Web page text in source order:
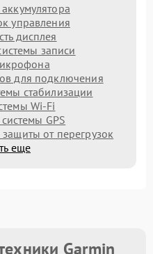
управления
дисплея
записи
для подключения
стабилизации
Wi-Fi
GPS
от перегрузок
еще
Garmin